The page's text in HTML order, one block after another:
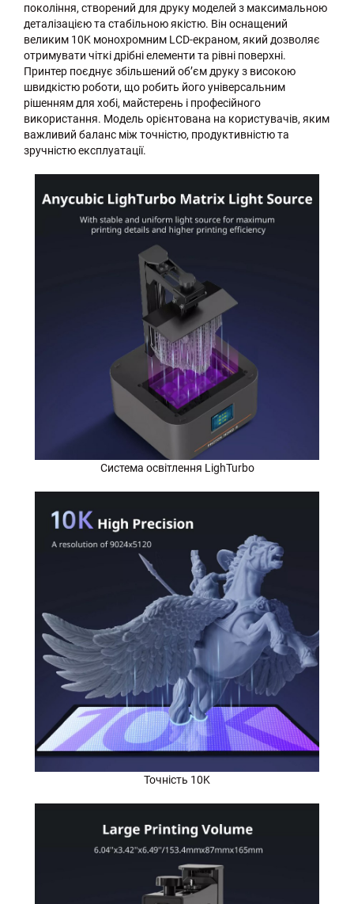
покоління, створений для друку моделей з максимальною
деталізацією та стабільною якістю. Він оснащений
великим 10K монохромним LCD-екраном, який дозволяє
отримувати чіткі дрібні елементи та рівні поверхні.
Принтер поєднує збільшений обʼєм друку з високою
швидкістю роботи, що робить його універсальним
рішенням для хобі, майстерень і професійного
використання. Модель орієнтована на користувачів, яким
важливий баланс між точністю, продуктивністю та
зручністю експлуатації.
Система освітлення LighTurbo
Точність 10K